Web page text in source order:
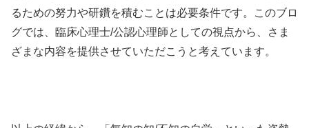
るための努力や研鑽を積むことは必要条件です。このブロ
グでは、臨床心理士/公認心理師としての視点から、さま
ざまな内容を提供させていただこうと考えています。